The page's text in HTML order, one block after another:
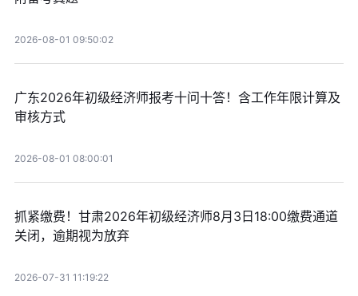
2026-08-01 09:50:02
广东2026年初级经济师报考十问十答！含工作年限计算及
审核方式
2026-08-01 08:00:01
抓紧缴费！甘肃2026年初级经济师8月3日18:00缴费通道
关闭，逾期视为放弃
2026-07-31 11:19:22